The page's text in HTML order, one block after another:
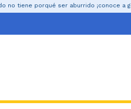
no tiene porqué ser aburrido ¡conoce a